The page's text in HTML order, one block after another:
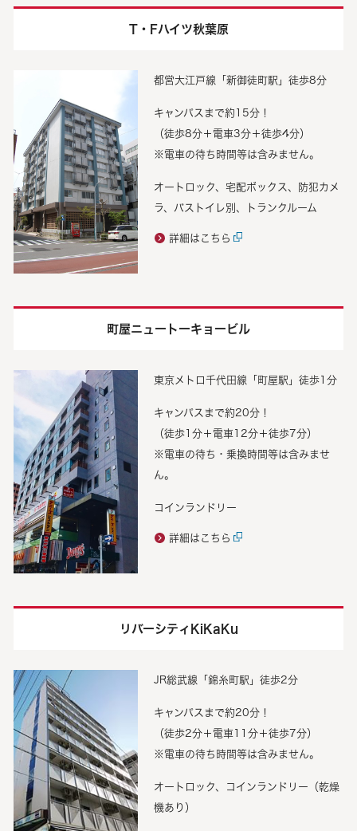
T・Fハイツ秋葉原
都営大江戸線「新御徒町駅」徒歩8分
キャンパスまで約15分！
（徒歩8分＋電車3分＋徒歩4分）
※電車の待ち時間等は含みません。
オートロック、宅配ボックス、防犯カメ
ラ、バストイレ別、トランクルーム
詳細はこちら
町屋ニュートーキョービル
東京メトロ千代田線「町屋駅」徒歩1分
キャンパスまで約20分！
（徒歩1分＋電車12分＋徒歩7分）
※電車の待ち・乗換時間等は含みませ
ん。
コインランドリー
詳細はこちら
リバーシティKiKaKu
JR総武線「錦糸町駅」徒歩2分
キャンパスまで約20分！
（徒歩2分＋電車11分＋徒歩7分）
※電車の待ち時間等は含みません。
オートロック、コインランドリー（乾燥
機あり）